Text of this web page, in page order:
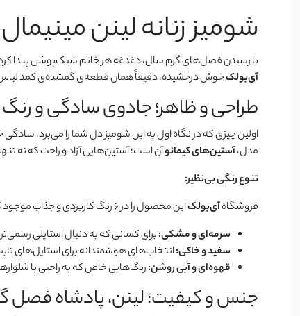
شومیز زنانه لینن مینیمال ۱۰۱۳۲۶۶؛ خنکای تابستان در تار و پود استایل شما
با رسیدن فصل‌های گرم سال، دغدغه هر خانم شیک‌پوشی پیدا کردن
آی‌بولکخوش درخشیده، دقیقاً همان قطعه‌ی گمشده‌ی کمد لباس
طراحی و ظاهر؛ جادوی سادگی و رنگ
اولین چیزی که در نگاه اول به این شومیز دل شما را می‌برد،
مدل،آستین‌های کیمانوآن است؛ آستین‌هایی آزاد و راحت که نه
تنوع رنگی بی‌نظیر:
فروشگاهآی‌بولکاین محصول را در ۶ رنگ کاربردی و جذاب موجود کرده است تا با هر سلیقه‌ای سازگار باشد:
سرمه‌ای و مشکی:برای کسانی که به دنبال استایلی
سفید و خاکی:انتخاب‌های هوشمندانه برای استایل‌های
قهوه‌ای و آبی روشن:رنگ‌هایی خاص که به راحتی با
جنس و کیفیت؛ لینن، پادشاه فصل